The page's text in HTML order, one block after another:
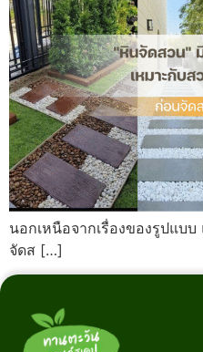
นอกเหนือจากเรื่องของรูปแบ
จัดส […]